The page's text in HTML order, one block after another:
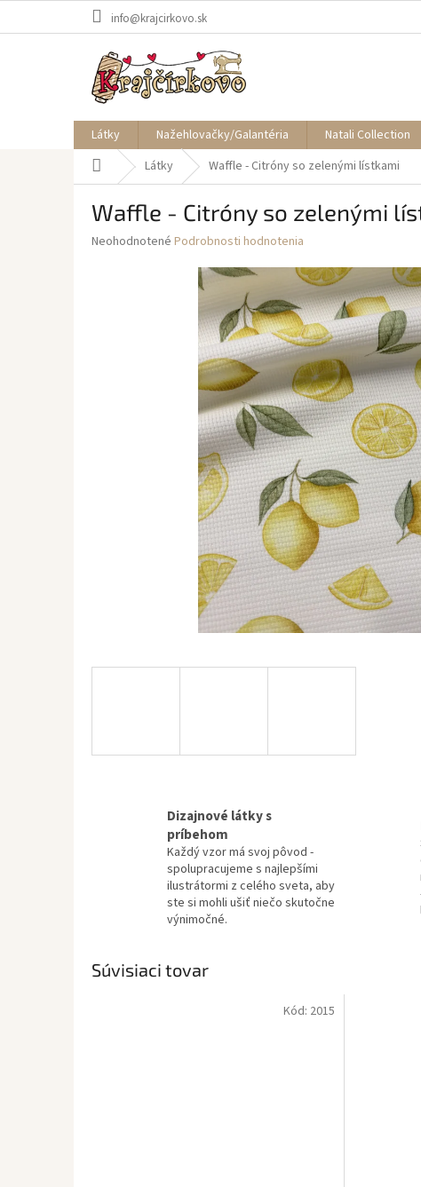
info@krajcirkovo.sk
Látky Nažehlovačky/Galantéria Natali Collection
DomovLátky Waffle - Citróny so zelenými lístkami
Waffle - Citróny so zelenými
Priemerné
Neohodnotené Podrobnosti hodnotenia
Dizajnové látky s
príbehom
Každý vzor má svoj pôvod -
spolupracujeme s najlepšími
ilustrátormi z celého sveta, aby
ste si mohli ušiť niečo skutočne
výnimočné.
Súvisiaci tovar
Kód: 2015